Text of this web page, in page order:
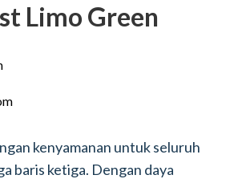
Limo Green
kenyamanan untuk seluruh
baris ketiga. Dengan daya